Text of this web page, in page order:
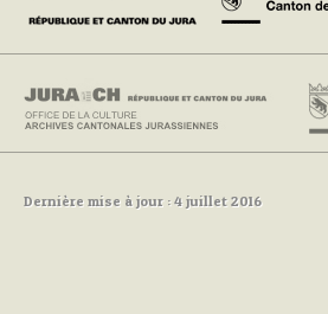
Dernière mise à jour : 4 juillet 2016